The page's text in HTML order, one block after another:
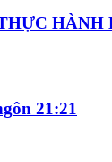
THỰC
21:21